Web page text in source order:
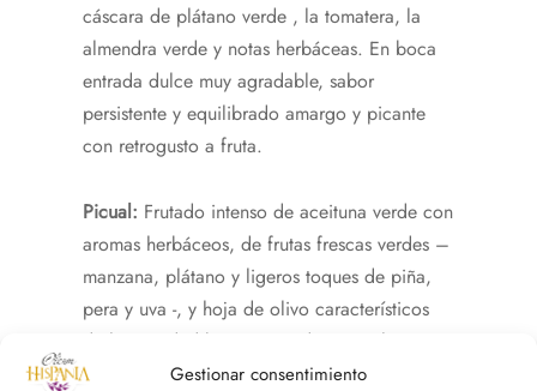
Gestionar consentimiento
cáscara de plátano verde , la tomatera, la
almendra verde y notas herbáceas. En boca
entrada dulce muy agradable, sabor
persistente y equilibrado amargo y picante
con retrogusto a fruta.
Picual: Frutado intenso de aceituna verde con
aromas herbáceos, de frutas frescas verdes –
manzana, plátano y ligeros toques de piña,
pera y uva -, y hoja de olivo característicos
de la variedad bien integrados con el resto.
en la bocala entrada es suave, sedosa, frutal